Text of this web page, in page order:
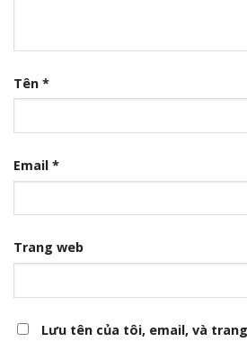
Tên *
Email *
Trang web
Lưu tên của tôi, email, và